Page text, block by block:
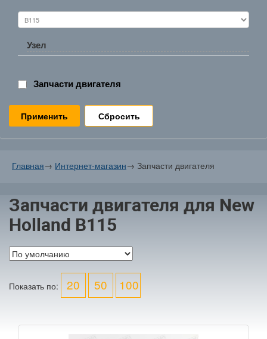
Узел
Запчасти двигателя
Сбросить
Главная→ Интернет-магазин→ Запчасти двигателя
Запчасти двигателя для New
Holland B115
Показать по: 20 50 100